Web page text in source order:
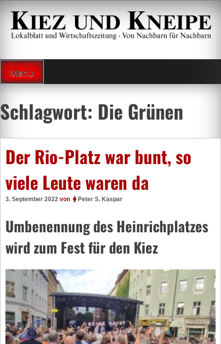
Zum
Inhalt
springen
Menu
Schlagwort: Die Grünen
Der Rio-Platz war bunt, so
viele Leute waren da
3. September 2022 von Peter S. Kaspar
Umbenennung des Heinrichplatzes
wird zum Fest für den Kiez